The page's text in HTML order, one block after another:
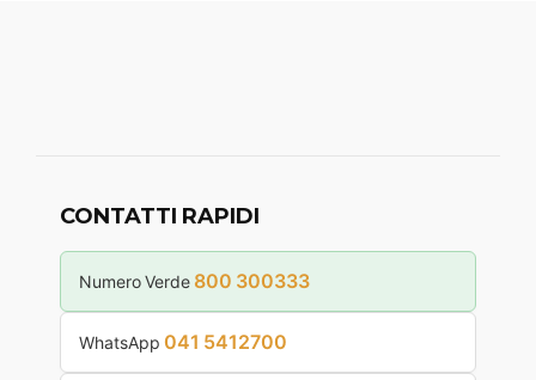
CONTATTI RAPIDI
Numero Verde 800 300333
WhatsApp 041 5412700